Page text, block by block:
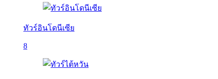
ทัวร์อินโดนีเซีย
8